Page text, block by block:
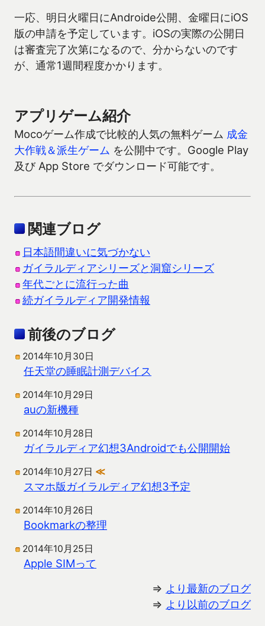
一応、明日火曜日にAndroide公開、金曜日にiOS
版の申請を予定しています。iOSの実際の公開日
は審査完了次第になるので、分からないのです
が、通常1週間程度かかります。
アプリゲーム紹介
Mocoゲーム作成で比較的人気の無料ゲーム 成金
大作戦＆派生ゲーム を公開中です。Google Play
及び App Store でダウンロード可能です。
関連ブログ
日本語間違いに気づかない
ガイラルディアシリーズと洞窟シリーズ
年代ごとに流行った曲
続ガイラルディア開発情報
前後のブログ
2014年10月30日
任天堂の睡眠計測デバイス
2014年10月29日
auの新機種
2014年10月28日
ガイラルディア幻想3Androidでも公開開始
2014年10月27日 ≪
スマホ版ガイラルディア幻想3予定
2014年10月26日
Bookmarkの整理
2014年10月25日
Apple SIMって
⇒ より最新のブログ
⇒ より以前のブログ